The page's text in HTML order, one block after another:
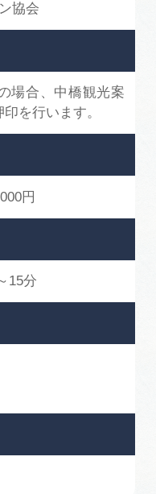
協会
場合、中橋観光案
を行います。
円
15分